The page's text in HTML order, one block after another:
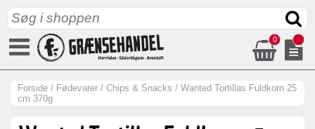
0
Forside / Fødevarer / Chips & Snacks / Wanted Tortillas Fuldkorn 25
cm 370g